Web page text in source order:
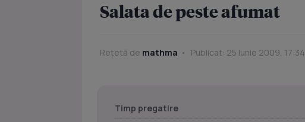
Salata de peste afumat
Rețetă de mathma Publicat: 25 Iunie 2009, 17:34
Timp pregatire